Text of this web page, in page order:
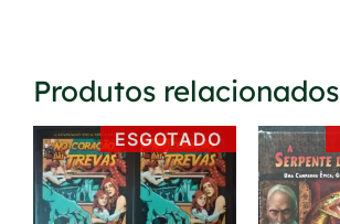
Produtos relacionados
ESGOTADO